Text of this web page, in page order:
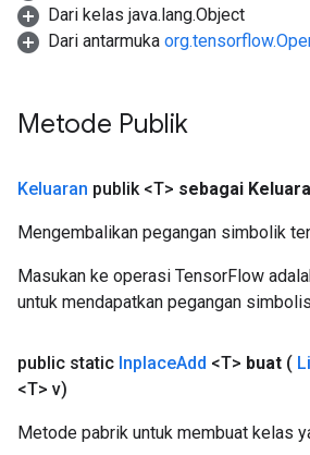
Dari kelas java.lang.Object
Dari antarmuka
Metode Publik
Keluaran publik <T> sebagai
Mengembalikan pegangan simbolik
Masukan ke operasi TensorFlow
untuk mendapatkan pegangan
public static InplaceAdd <T> buat (
<T> v)
Metode pabrik untuk membuat kelas